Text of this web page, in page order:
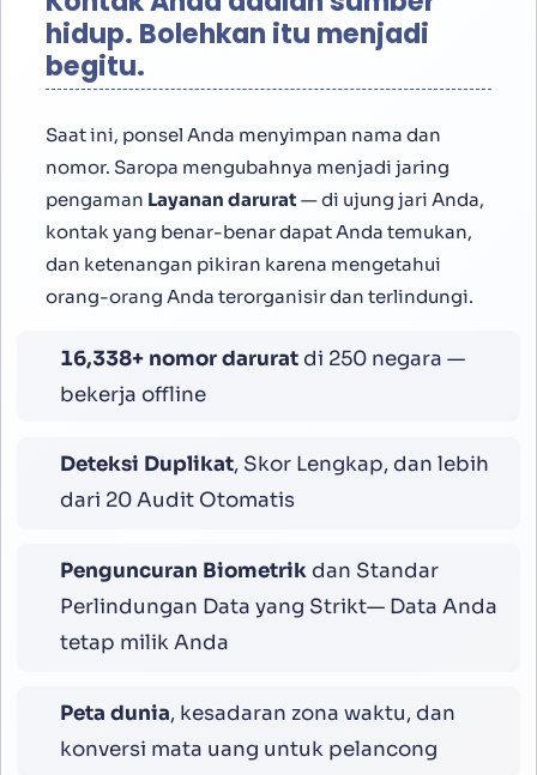
hidup. Bolehkan itu menjadi
begitu.
Saat ini, ponsel Anda menyimpan nama dan
nomor. Saropa mengubahnya menjadi jaring
pengaman Layanan darurat — di ujung jari Anda,
kontak yang benar-benar dapat Anda temukan,
dan ketenangan pikiran karena mengetahui
orang-orang Anda terorganisir dan terlindungi.
16,800+ nomor daruratdi 250 negara —
bekerja offline
Deteksi Duplikat, Skor Lengkap, dan lebih
dari 20 Audit Otomatis
Penguncuran Biometrikdan Standar
Perlindungan Data yang Strikt— Data Anda
tetap milik Anda
Peta dunia, kesadaran zona waktu, dan
konversi mata uang untuk pelancong